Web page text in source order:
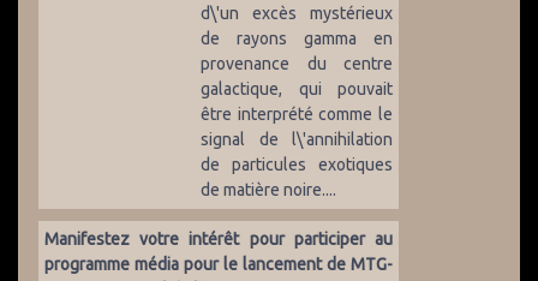
d\'un excès mystérieux
de rayons gamma en
provenance du centre
galactique, qui pouvait
être interprété comme le
signal de l\'annihilation
de particules exotiques
de matière noire....
Manifestez votre intérêt pour participer au
programme média pour le lancement de MTG-